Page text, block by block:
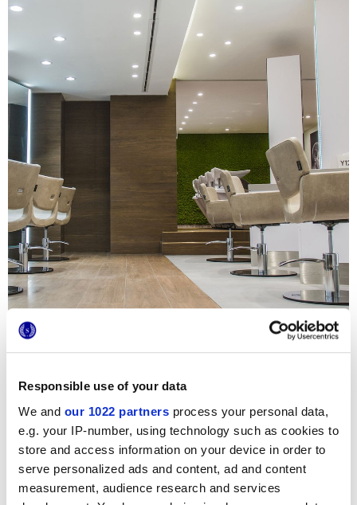
Responsible use of your data
We and our 1022 partners process your personal data,
e.g. your IP-number, using technology such as cookies to
store and access information on your device in order to
serve personalized ads and content, ad and content
measurement, audience research and services
Интерьер этого эксклюзивного салона-парикмахерской
украшают две жемчужины из каталога Marca Corona –
коллекции Prestige и Terra, предлагая смелое
сочетание поверхностей под дерево с малоформатной
плиткой пыльных тонов. И если пол из керамической
плитки гарантирует максимальную устойчивость к
воздействию химических агентов и простоту очистки –